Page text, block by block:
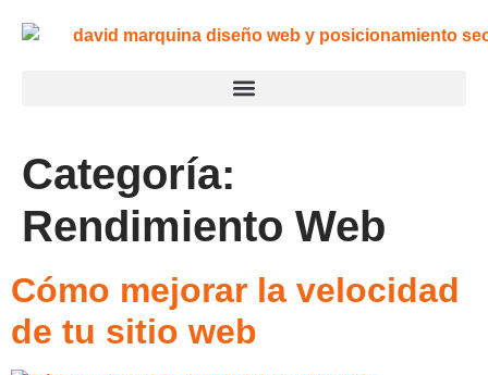
Categoría:
Rendimiento Web
Cómo mejorar la velocidad
de tu sitio web